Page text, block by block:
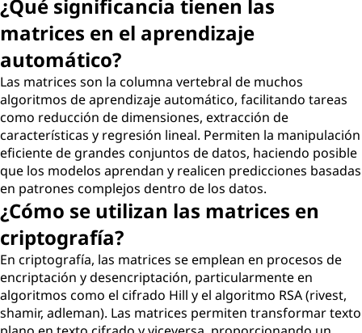
¿Qué significancia tienen las
matrices en el aprendizaje
automático?
Las matrices son la columna vertebral de muchos
algoritmos de aprendizaje automático, facilitando tareas
como reducción de dimensiones, extracción de
características y regresión lineal. Permiten la manipulación
eficiente de grandes conjuntos de datos, haciendo posible
que los modelos aprendan y realicen predicciones basadas
en patrones complejos dentro de los datos.
¿Cómo se utilizan las matrices en
criptografía?
En criptografía, las matrices se emplean en procesos de
encriptación y desencriptación, particularmente en
algoritmos como el cifrado Hill y el algoritmo RSA (rivest,
shamir, adleman). Las matrices permiten transformar texto